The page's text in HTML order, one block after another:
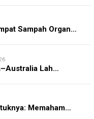
Sampah Organ…
Lah…
Memaham…